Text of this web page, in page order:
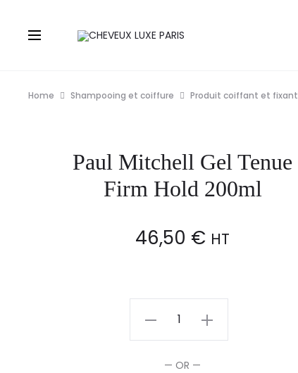
Home Shampooing et coiffure Produit coiffant et fixant
Paul Mitchell Gel Tenue
Firm Hold 200ml
46,50 € HT
— OR —